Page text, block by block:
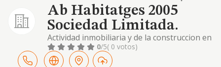
Ab Habitatges 2005
Sociedad Limitada.
Actividad inmobiliaria y de la construccion en
general
0/5( 0 votos)